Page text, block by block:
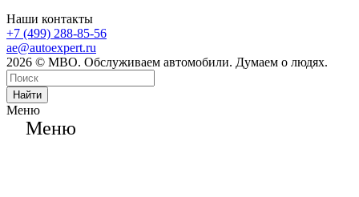
Наши контакты
+7 (499) 288-85-56
ae@autoexpert.ru
2026 © МВО. Обслуживаем автомобили. Думаем о людях.
Найти
Меню
Меню